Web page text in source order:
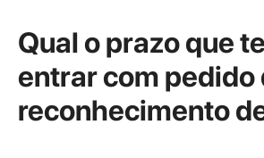
Qual o prazo que
entrar com pedido
reconhecimento